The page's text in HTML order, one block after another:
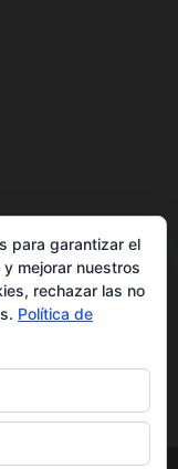
para garantizar el
mejorar nuestros
rechazar las no
Política de